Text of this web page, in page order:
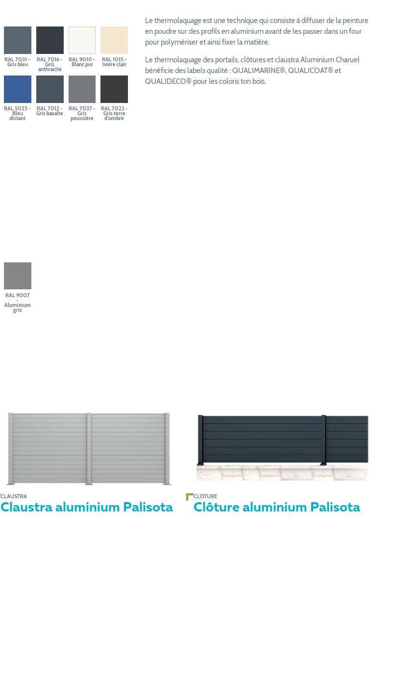
RAL 7031 -
Gris bleu
RAL 7016 -
Gris
anthracite
RAL 9010 -
Blanc pur
RAL 1015 -
Ivoire clair
RAL 5023 -
Bleu
distant
RAL 7012 -
Gris basalte
RAL 7037 -
Gris
poussière
RAL 7022 -
Gris terre
d'ombre
RAL 9007
-
Aluminium
gris
Le thermolaquage est une technique qui consiste à diffuser de la peinture
en poudre sur des profils en aluminium avant de les passer dans un four
pour polymériser et ainsi fixer la matière.
Le thermolaquage des portails, clôtures et claustra Aluminium Charuel
bénéficie des labels qualité : QUALIMARINE®, QUALICOAT® et
QUALIDECO® pour les coloris ton bois.
CLAUSTRA
Claustra aluminium Palisota
CLÔTURE
Clôture aluminium Palisota